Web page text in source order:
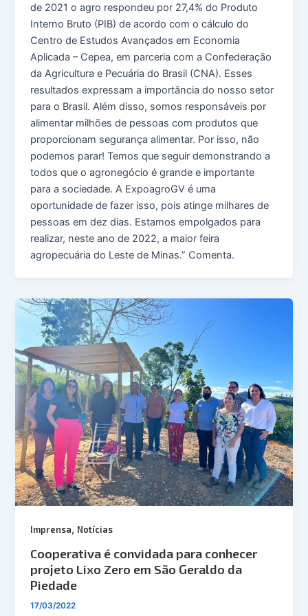
de 2021 o agro respondeu por 27,4% do Produto
Interno Bruto (PIB) de acordo com o cálculo do
Centro de Estudos Avançados em Economia
Aplicada – Cepea, em parceria com a Confederação
da Agricultura e Pecuária do Brasil (CNA). Esses
resultados expressam a importância do nosso setor
para o Brasil. Além disso, somos responsáveis por
alimentar milhões de pessoas com produtos que
proporcionam segurança alimentar. Por isso, não
podemos parar! Temos que seguir demonstrando a
todos que o agronegócio é grande e importante
para a sociedade. A ExpoagroGV é uma
oportunidade de fazer isso, pois atinge milhares de
pessoas em dez dias. Estamos empolgados para
realizar, neste ano de 2022, a maior feira
agropecuária do Leste de Minas.” Comenta.
Imprensa, Notícias
Cooperativa é convidada para conhecer
projeto Lixo Zero em São Geraldo da
Piedade
17/03/2022